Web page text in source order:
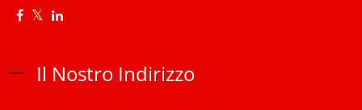
Il Nostro Indirizzo